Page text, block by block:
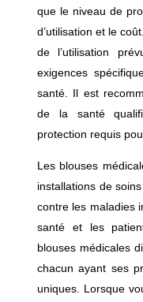
que le niveau de
d’utilisation et le
de l’utilisation
exigences
santé. Il est
de la santé
protection requis
Les blouses
installations de
contre les maladies
santé et les
blouses médicales
chacun ayant ses
uniques. Lorsque